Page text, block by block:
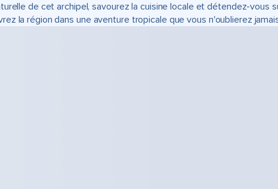
de cet archipel, savourez la cuisine locale et détendez-vous
la région dans une aventure tropicale que vous n'oublierez